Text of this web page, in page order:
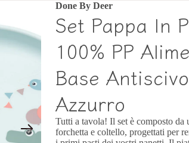
Done By Deer
Set Pappa In
100% PP
Base
Azzurro
Tutti a tavola! Il set è composto da
forchetta e coltello, progettati per